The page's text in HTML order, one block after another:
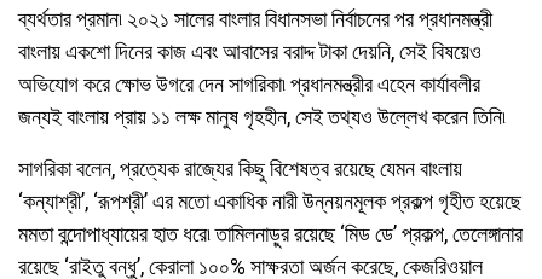
ব্যর্থতার প্রমান৷ ২০২১ সালের বাংলার বিধানসভা নির্বাচনের পর প্রধানমন্ত্রী
বাংলায় একশো দিনের কাজ এবং আবাসের বরাদ্দ টাকা দেয়নি, সেই বিষয়েও
অভিযোগ করে ক্ষোভ উগরে দেন সাগরিকা৷ প্রধানমন্ত্রীর এহেন কার্যাবলীর
জন্যই বাংলায় প্রায় ১১ লক্ষ মানুষ গৃহহীন, সেই তথ্যও উল্লেখ করেন তিনি৷
সাগরিকা বলেন, প্রত্যেক রাজ্যের কিছু বিশেষত্ব রয়েছে যেমন বাংলায়
‘কন্যাশ্রী’, ‘রূপশ্রী’ এর মতো একাধিক নারী উন্নয়নমূলক প্রকল্প গৃহীত হয়েছে
মমতা বন্দোপাধ্যায়ের হাত ধরে৷ তামিলনাড়ুর রয়েছে ‘মিড ডে’ প্রকল্প, তেলেঙ্গানার
রয়েছে ‘রাইতু বন্ধু’, কেরালা ১০০% সাক্ষরতা অর্জন করেছে, কেজরিওয়াল